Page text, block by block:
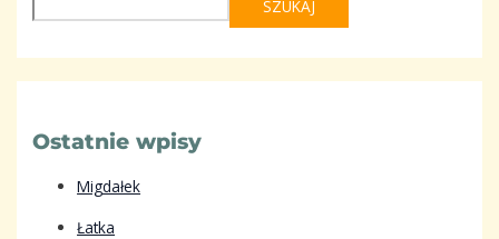
SZUKAJ
Ostatnie wpisy
Migdałek
Łatka